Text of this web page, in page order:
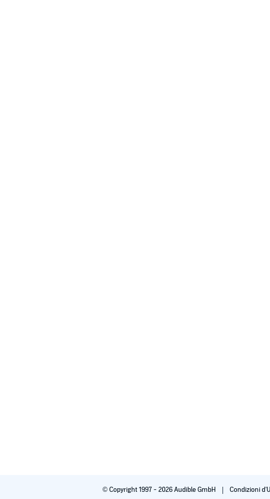
© Copyright 1997 - 2026 Audible GmbH Condizioni